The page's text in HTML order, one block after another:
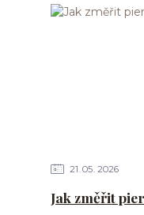
21 05 2026
Jak změřit